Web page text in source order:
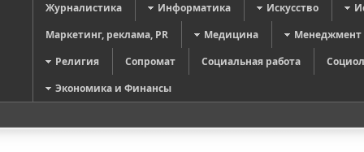
Журналистика
Информатика Искусство
Маркетинг, реклама, PR
Медицина
Менеджмент
Религия
Сопромат Социальная работа
Экономика и Финансы